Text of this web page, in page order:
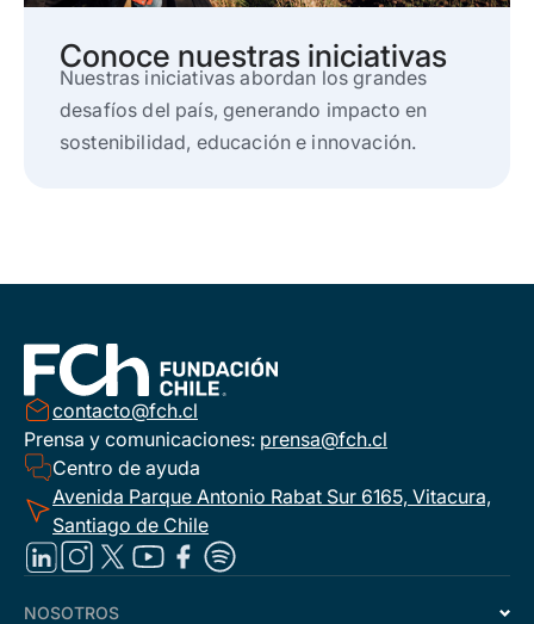
Conoce nuestras iniciativas
Nuestras iniciativas abordan los grandes
desafíos del país, generando impacto en
sostenibilidad, educación e innovación.
contacto@fch.cl
Prensa y comunicaciones: prensa@fch.cl
Centro de ayuda
Avenida Parque Antonio Rabat Sur 6165, Vitacura,
Santiago de Chile
NOSOTROS